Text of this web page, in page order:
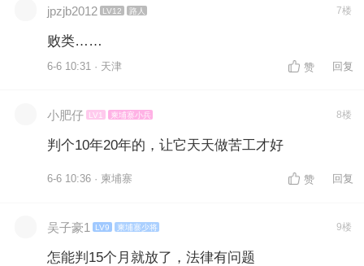
jpzjb2012 LV12 路人 7楼
败类……
6-6 10:31 · 天津 赞 回复
小肥仔 LV1 柬埔寨小兵 8楼
判个10年20年的，让它天天做苦工才好
6-6 10:36 · 柬埔寨 赞 回复
吴子豪1 LV9 柬埔寨少将 9楼
怎能判15个月就放了，法律有问题